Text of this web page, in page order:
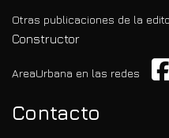
Otras publicaciones de la
Constructor
AreaUrbana en las redes
Contacto